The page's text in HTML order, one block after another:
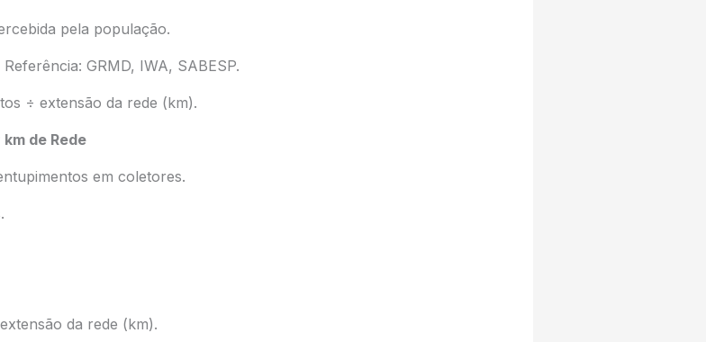
pela população.
GRMD, IWA, SABESP.
÷ extensão da rede (km).
de Rede
em coletores.
da rede (km).